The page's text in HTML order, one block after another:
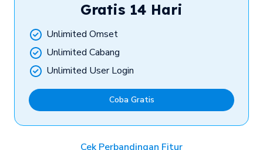
Gratis 14 Hari
Unlimited Omset
Unlimited Cabang
Unlimited User Login
Coba Gratis
Cek Perbandingan Fitur